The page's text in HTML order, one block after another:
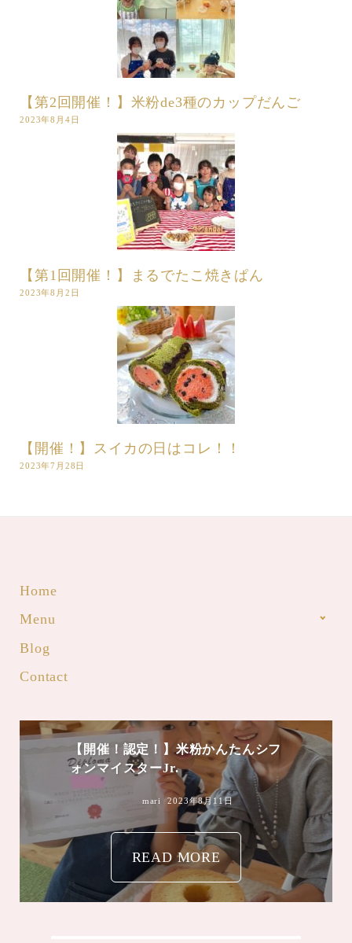
【第2回開催！】米粉de3種のカップだんご
2023年8月4日
【第1回開催！】まるでたこ焼きぱん
2023年8月2日
【開催！】スイカの日はコレ！！
2023年7月28日
Home
Menu
Blog
Contact
【開催！認定！】米粉かんたんシフ
ォンマイスターJr.
mari 2023年8月11日
READ MORE